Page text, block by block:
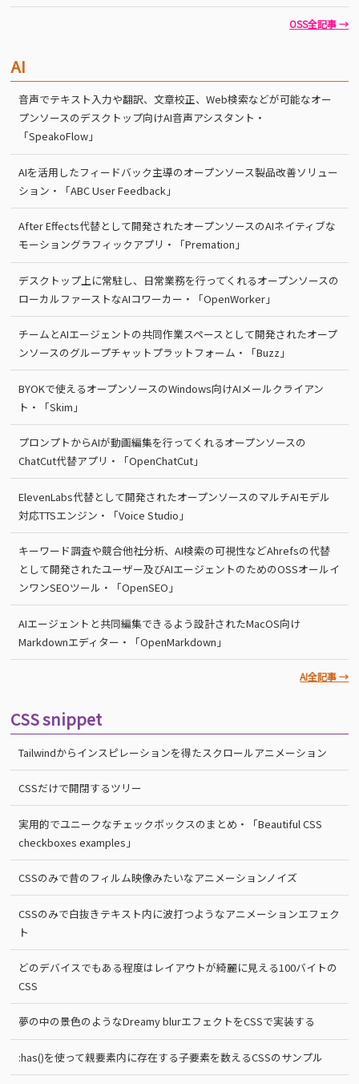
OSS全記事 →
AI
音声でテキスト入力や翻訳、文章校正、Web検索などが可能なオー
プンソースのデスクトップ向けAI音声アシスタント・
「SpeakoFlow」
AIを活用したフィードバック主導のオープンソース製品改善ソリュー
ション・「ABC User Feedback」
After Effects代替として開発されたオープンソースのAIネイティブな
モーショングラフィックアプリ・「Premation」
デスクトップ上に常駐し、日常業務を行ってくれるオープンソースの
ローカルファーストなAIコワーカー・「OpenWorker」
チームとAIエージェントの共同作業スペースとして開発されたオープ
ンソースのグループチャットプラットフォーム・「Buzz」
BYOKで使えるオープンソースのWindows向けAIメールクライアン
ト・「Skim」
プロンプトからAIが動画編集を行ってくれるオープンソースの
ChatCut代替アプリ・「OpenChatCut」
ElevenLabs代替として開発されたオープンソースのマルチAIモデル
対応TTSエンジン・「Voice Studio」
キーワード調査や競合他社分析、AI検索の可視性などAhrefsの代替
として開発されたユーザー及びAIエージェントのためのOSSオールイ
ンワンSEOツール・「OpenSEO」
AIエージェントと共同編集できるよう設計されたMacOS向け
Markdownエディター・「OpenMarkdown」
AI全記事 →
CSS snippet
Tailwindからインスピレーションを得たスクロールアニメーション
CSSだけで開閉するツリー
実用的でユニークなチェックボックスのまとめ・「Beautiful CSS
checkboxes examples」
CSSのみで昔のフィルム映像みたいなアニメーションノイズ
CSSのみで白抜きテキスト内に波打つようなアニメーションエフェク
ト
どのデバイスでもある程度はレイアウトが綺麗に見える100バイトの
CSS
夢の中の景色のようなDreamy blurエフェクトをCSSで実装する
:has()を使って親要素内に存在する子要素を数えるCSSのサンプル